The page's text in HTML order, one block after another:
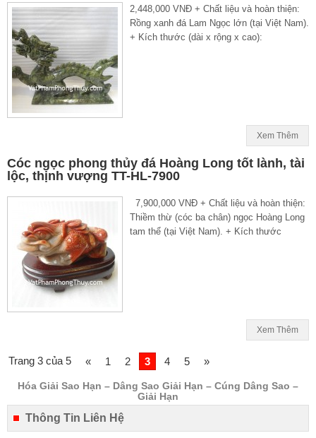
2,448,000 VNĐ + Chất liệu và hoàn thiện:
Rồng xanh đá Lam Ngọc lớn (tại Việt Nam).
+ Kích thước (dài x rộng x cao):
Xem Thêm
Cóc ngọc phong thủy đá Hoàng Long tốt lành, tài
lộc, thịnh vượng TT-HL-7900
7,900,000 VNĐ + Chất liệu và hoàn thiện:
Thiềm thừ (cóc ba chân) ngọc Hoàng Long
tam thể (tại Việt Nam). + Kích thước
Xem Thêm
Trang 3 của 5 « 1 2 3 4 5 »
Hóa Giải Sao Hạn – Dâng Sao Giải Hạn – Cúng Dâng Sao –
Giải Hạn
Thông Tin Liên Hệ